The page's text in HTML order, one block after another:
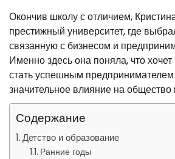
Окончив школу с отличием,
престижный университет, где
связанную с бизнесом и
Именно здесь она поняла, что
стать успешным предпринимателем
значительное влияние на
Содержание
Детство и образование
Ранние годы